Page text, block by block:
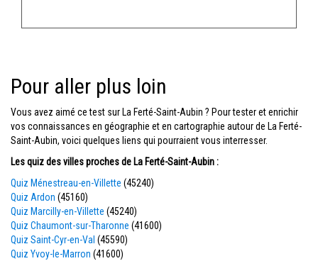
Pour aller plus loin
Vous avez aimé ce test sur La Ferté-Saint-Aubin ? Pour tester et enrichir
vos connaissances en géographie et en cartographie autour de La Ferté-
Saint-Aubin, voici quelques liens qui pourraient vous interresser.
Les quiz des villes proches de La Ferté-Saint-Aubin :
Quiz Ménestreau-en-Villette (45240)
Quiz Ardon (45160)
Quiz Marcilly-en-Villette (45240)
Quiz Chaumont-sur-Tharonne (41600)
Quiz Saint-Cyr-en-Val (45590)
Quiz Yvoy-le-Marron (41600)